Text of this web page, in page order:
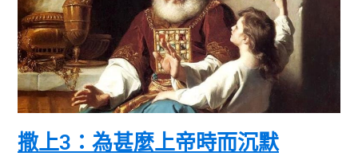
撒上3：為甚麼上帝時而沉默